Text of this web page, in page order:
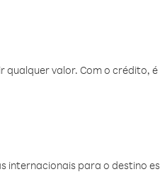
valor. Com o crédito,
internacionais para o destino